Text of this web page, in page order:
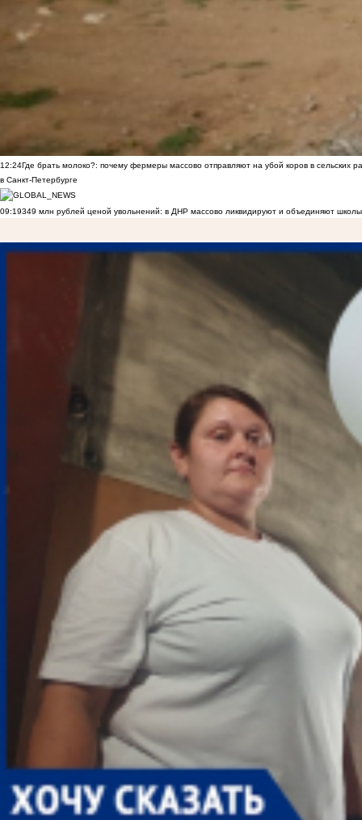
12:24Где брать молоко?: почему фермеры массово отправляют на убой коров в сельских
в Санкт-Петербурге
09:19349 млн рублей ценой увольнений: в ДНР массово ликвидируют и объединяют